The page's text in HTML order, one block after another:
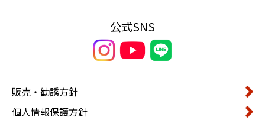
公式SNS
販売・勧誘方針
個人情報保護方針